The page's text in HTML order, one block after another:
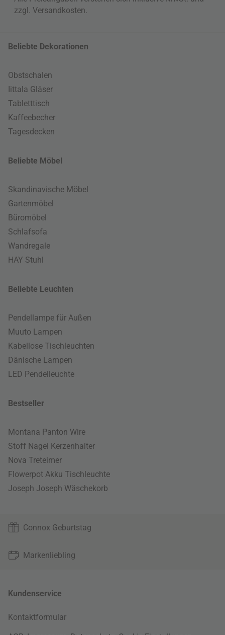
zzgl. Versandkosten
Beliebte Dekorationen
Obstschalen
Iittala Gläser
Tabletttisch
Kaffeebecher
Tagesdecken
Beliebte Möbel
Skandinavische Möbel
Gartenmöbel
Büromöbel
Schlafsofa
Wandregale
HAY Stuhl
Beliebte Leuchten
Pendellampe für Außen
Muuto Lampen
Kabellose Tischleuchten
Dänische Lampen
LED Pendelleuchte
Bestseller
Montana Panton Wire
Stoff Nagel Kerzenhalter
Nova Treteimer
Flowerpot Akku Tischleuchte
Joseph Joseph Wäschekorb
Connox Geburtstag
Markenliebling
Kundenservice
Kontaktformular